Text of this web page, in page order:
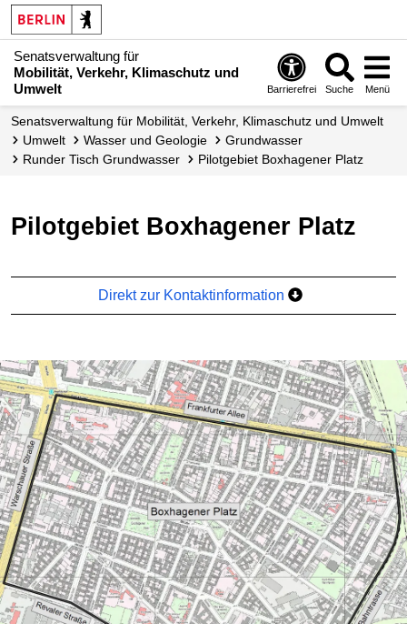
Senatsverwaltung für
Mobilität, Verkehr, Klimaschutz und
Umwelt
Barrierefrei Suche Menü
Senatsverwaltung für Mobilität, Verkehr, Klimaschutz und Umwelt
Umwelt
Wasser und Geologie
Grundwasser
Runder Tisch Grundwasser
Pilotgebiet Boxhagener Platz
Pilotgebiet Boxhagener Platz
Direkt zur Kontaktinformation